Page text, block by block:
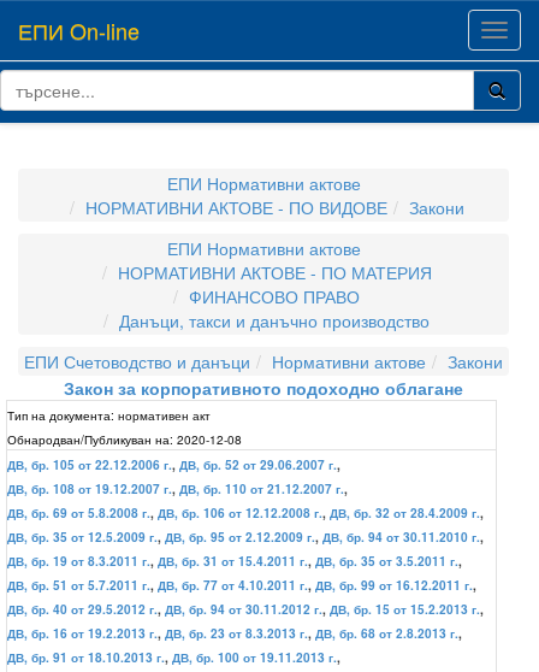
ЕПИ On-line
ЕПИ Нормативни актове
НОРМАТИВНИ АКТОВЕ - ПО ВИДОВЕ
Закони
ЕПИ Нормативни актове
НОРМАТИВНИ АКТОВЕ - ПО МАТЕРИЯ
ФИНАНСОВО ПРАВО
Данъци, такси и данъчно производство
ЕПИ Счетоводство и данъци
Нормативни актове
Закони
Закон за корпоративното подоходно облагане
Тип на документа: нормативен акт
Обнародван/Публикуван на: 2020-12-08
ДВ, бр. 105 от 22.12.2006 г., ДВ, бр. 52 от 29.06.2007 г.,
ДВ, бр. 108 от 19.12.2007 г., ДВ, бр. 110 от 21.12.2007 г.,
ДВ, бр. 69 от 5.8.2008 г., ДВ, бр. 106 от 12.12.2008 г., ДВ, бр. 32 от 28.4.2009 г.,
ДВ, бр. 35 от 12.5.2009 г., ДВ, бр. 95 от 2.12.2009 г., ДВ, бр. 94 от 30.11.2010 г.,
ДВ, бр. 19 от 8.3.2011 г., ДВ, бр. 31 от 15.4.2011 г., ДВ, бр. 35 от 3.5.2011 г.,
ДВ, бр. 51 от 5.7.2011 г., ДВ, бр. 77 от 4.10.2011 г., ДВ, бр. 99 от 16.12.2011 г.,
ДВ, бр. 40 от 29.5.2012 г., ДВ, бр. 94 от 30.11.2012 г., ДВ, бр. 15 от 15.2.2013 г.,
ДВ, бр. 16 от 19.2.2013 г., ДВ, бр. 23 от 8.3.2013 г., ДВ, бр. 68 от 2.8.2013 г.,
ДВ, бр. 91 от 18.10.2013 г., ДВ, бр. 100 от 19.11.2013 г.,